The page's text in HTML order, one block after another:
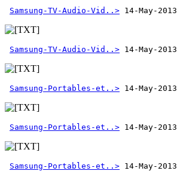
Samsung-TV-Audio-Vid..>
Samsung-TV-Audio-Vid..>
Samsung-Portables-et..>
Samsung-Portables-et..>
Samsung-Portables-et..>